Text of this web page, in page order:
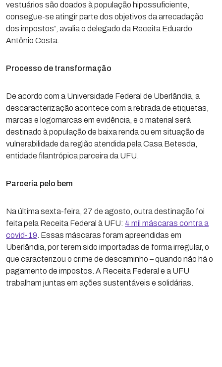
vestuários são doados à população hipossuficiente,
consegue-se atingir parte dos objetivos da arrecadação
dos impostos”, avalia o delegado da Receita Eduardo
Antônio Costa.
Processo de transformação
De acordo com a Universidade Federal de Uberlândia, a
descaracterização acontece com a retirada de etiquetas,
marcas e logomarcas em evidência, e o material será
destinado à população de baixa renda ou em situação de
vulnerabilidade da região atendida pela Casa Betesda,
entidade filantrópica parceira da UFU.
Parceria pelo bem
Na última sexta-feira, 27 de agosto, outra destinação foi
feita pela Receita Federal à UFU: 4 mil máscaras contra a
covid-19 . Essas máscaras foram apreendidas em
Uberlândia, por terem sido importadas de forma irregular, o
que caracterizou o crime de descaminho – quando não há o
pagamento de impostos. A Receita Federal e a UFU
trabalham juntas em ações sustentáveis e solidárias.